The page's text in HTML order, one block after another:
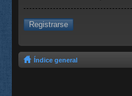
Registrarse
Índice general